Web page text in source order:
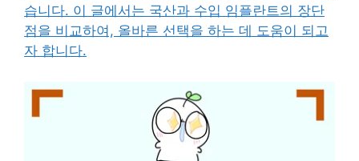
습니다. 이 글에서는 국산과 수입 임플란트의 장단
점을 비교하여, 올바른 선택을 하는 데 도움이 되고
자 합니다.